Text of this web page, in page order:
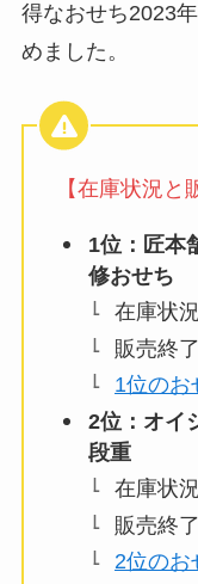
得なおせち2023
めました。
【在庫状況と
1位：匠本
修おせち
在庫状
販売終
1位のお
2位：オイ
段重
在庫状況
販売終
2位のお